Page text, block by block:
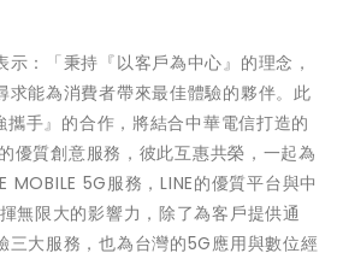
：「秉持『以客戶為中心』的理念，
求能為消費者帶來最佳體驗的夥伴。此
攜手』的合作，將結合中華電信打造的
優質創意服務，彼此互惠共榮，一起為
MOBILE 5G服務，LINE的優質平台與中
無限大的影響力，除了為客戶提供通
三大服務，也為台灣的5G應用與數位經